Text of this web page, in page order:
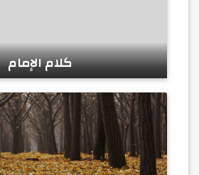
كلام الإمام